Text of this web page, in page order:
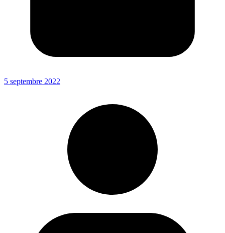
5 septembre 2022